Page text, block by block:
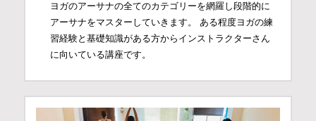
ヨガのアーサナの全てのカテゴリーを網羅し段階的に
アーサナをマスターしていきます。 ある程度ヨガの練
習経験と基礎知識がある方からインストラクターさん
に向いている講座です。